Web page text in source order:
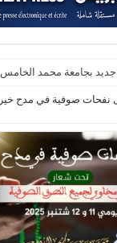
جديد بجامعة محمد الخامس